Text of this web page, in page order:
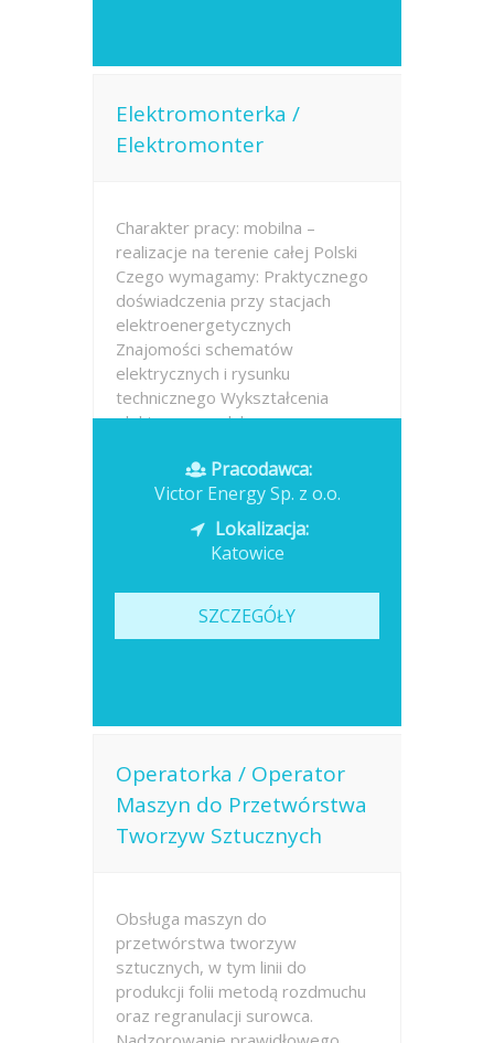
Elektromonterka /
Elektromonter
Charakter pracy: mobilna –
realizacje na terenie całej Polski
Czego wymagamy: Praktycznego
doświadczenia przy stacjach
elektroenergetycznych
Znajomości schematów
elektrycznych i rysunku
technicznego Wykształcenia
elektrycznego lub
Opublikowano: dzisiaj
Pracodawca:
Victor Energy Sp. z o.o.
Lokalizacja:
Katowice
SZCZEGÓŁY
Operatorka / Operator
Maszyn do Przetwórstwa
Tworzyw Sztucznych
Obsługa maszyn do
przetwórstwa tworzyw
sztucznych, w tym linii do
produkcji folii metodą rozdmuchu
oraz regranulacji surowca.